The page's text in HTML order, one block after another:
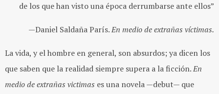
de los que han visto una época derrumbarse ante ellos”
—Daniel Saldaña París.En medio de extrañas víctimas.
La vida, y el hombre en general, son absurdos; ya dicen los
que saben que la realidad siempre supera a la ficción.En
medio de extrañas victimas es una novela —debut— que